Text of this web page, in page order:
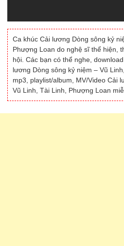
Ca khúc Cải lương Dòng sông kỷ
Phượng Loan do nghệ sĩ thể hiện,
hội. Các bạn có thể nghe,
lương Dòng sông kỷ niệm – Vũ
mp3, playlist/album, MV/Video Cải
Vũ Linh, Tài Linh, Phượng Loan